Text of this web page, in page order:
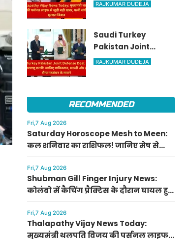
संगीता संग सुलझा
विवाद
RAJKUMAR DUDEJA
Saudi Turkey
Pakistan Joint
Defense Deal: तुर्की
गठबंधन के मायने
RAJKUMAR DUDEJA
RECOMMENDED
Fri,7 Aug 2026
Saturday Horoscope Mesh to Meen:
कल शनिवार का राशिफल! जानिए मेष से
मीन राशि वालों के लिए कैसा रहेगा दिन, किसे
मिलेगा आर्थिक लाभ
Fri,7 Aug 2026
Shubman Gill Finger Injury News:
कोलंबो में कैचिंग प्रैक्टिस के दौरान घायल हुए
शुभमन गिल, जानिए गॉल टेस्ट में खेलेंगे या
नहीं
Fri,7 Aug 2026
Thalapathy Vijay News Today:
मुख्यमंत्री थलपति विजय की पर्सनल लाइफ